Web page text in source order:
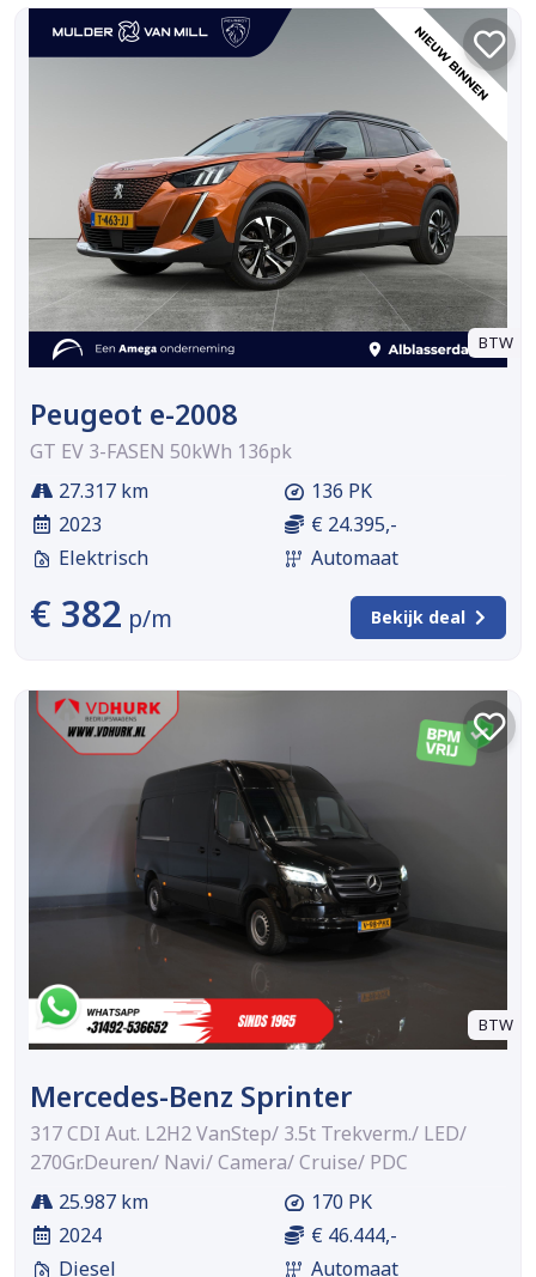
BTW
Peugeot e-2008
GT EV 3-FASEN 50kWh 136pk
27.317 km
2023
Elektrisch
136 PK
€ 24.395,-
Automaat
€ 382 p/m Bekijk deal
BTW
Mercedes-Benz Sprinter
317 CDI Aut. L2H2 VanStep/ 3.5t Trekverm./ LED/
270Gr.Deuren/ Navi/ Camera/ Cruise/ PDC
25.987 km
2024
Diesel
170 PK
€ 46.444,-
Automaat